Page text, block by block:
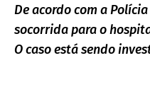
De acordo com a
socorrida para o
O caso está sendo